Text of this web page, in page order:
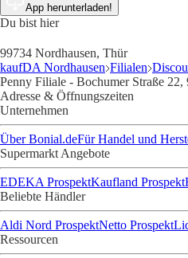
App herunterladen!
Du bist hier
99734 Nordhausen, Thür
kaufDA Nordhausen Filialen
Penny Filiale - Bochumer Straße
Adresse & Öffnungszeiten
Unternehmen
Über Bonial.deFür Handel und
Supermarkt Angebote
EDEKA ProspektKaufland Prospekt
Beliebte Händler
Aldi Nord ProspektNetto Prospekt
Ressourcen